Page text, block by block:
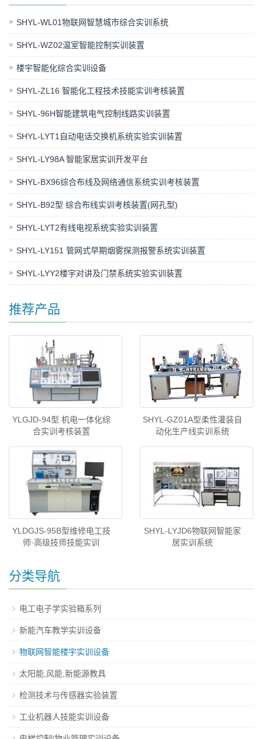
SHYL-WL01物联网智慧城市综合实训系统
SHYL-WZ02温室智能控制实训装置
楼宇智能化综合实训设备
SHYL-ZL16 智能化工程技术技能实训考核装置
SHYL-96H智能建筑电气控制线路实训装置
​SHYL-LYT1自动电话交换机系统实验实训装置
SHYL-LY98A 智能家居实训开发平台
SHYL-BX96综合布线及网络通信系统实训考核装置
SHYL-B92型 综合布线实训考核装置(网孔型)
SHYL-LYT2有线电视系统实验实训装置
SHYL-LY151 管网式早期烟雾探测报警系统实训装置
SHYL-LYY2楼宇对讲及门禁系统实验实训装置
推荐产品
YLGJD-94型 机电一体化综
合实训考核装置
SHYL-GZ01A型柔性灌装自
动化生产线实训系统
YLDGJS-95B型维修电工技
师·高级技师技能实训
SHYL-LYJD6物联网智能家
居实训系统
分类导航
电工电子学实验箱系列
新能汽车教学实训设备
物联网智能楼宇实训设备
太阳能,风能,新能源教具
检测技术与传感器实验装置
工业机器人技能实训设备